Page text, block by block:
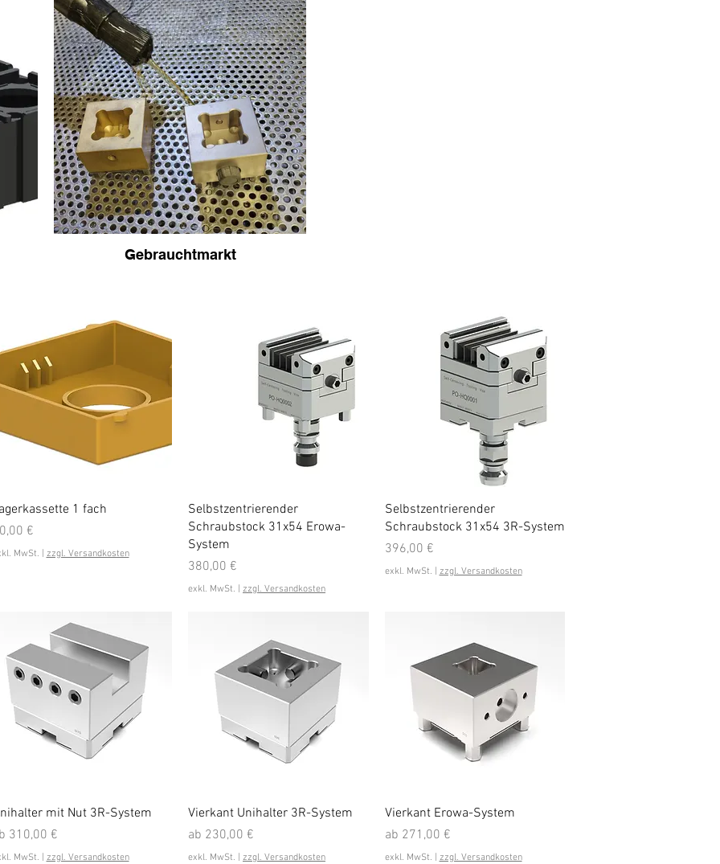
Gebrauchtmarkt
Schnellansicht
1 fach
€
MwSt. zzgl. Versandkosten
Schnellansicht
Selbstzentrierender
Schraubstock 31x54 Erowa-
System
Preis
380,00 €
exkl. MwSt. zzgl. Versandkosten
Schnellansicht
Selbstzentrierender
Schraubstock 31x54 3R-System
Preis
396,00 €
exkl. MwSt. zzgl. Versandkosten
Schnellansicht
mit Nut 3R-System
310,00 €
Preis
MwSt. zzgl. Versandkosten
Schnellansicht
Vierkant Unihalter 3R-System
ab 230,00 €
Sale-Preis
exkl. MwSt. zzgl. Versandkosten
Schnellansicht
Vierkant Erowa-System
ab 271,00 €
Sale-Preis
exkl. MwSt. zzgl. Versandkosten